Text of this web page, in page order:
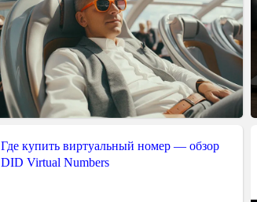
Где купить виртуальный номер — обзор
DID Virtual Numbers